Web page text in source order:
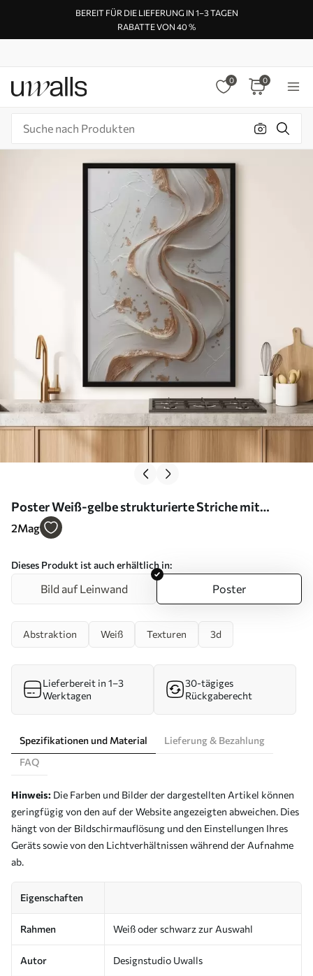
BEREIT FÜR DIE LIEFERUNG IN 1–3 TAGEN
RABATTE VON 40 %
0 0
Poster Weiß-gelbe strukturierte Striche mit
metallischen Akzenten Nr f45906
2Mag
Dieses Produkt ist auch erhältlich in:
Bild auf Leinwand Poster
Abstraktion Weiß Texturen 3d
Lieferbereit in 1–3
Werktagen
30-tägiges
Rückgaberecht
Spezifikationen und Material
Lieferung & Bezahlung
FAQ
Hinweis: Die Farben und Bilder der dargestellten Artikel können
geringfügig von den auf der Website angezeigten abweichen. Dies
hängt von der Bildschirmauflösung und den Einstellungen Ihres
Geräts sowie von den Lichtverhältnissen während der Aufnahme
ab.
Eigenschaften
Rahmen Weiß oder schwarz zur Auswahl
Autor Designstudio Uwalls